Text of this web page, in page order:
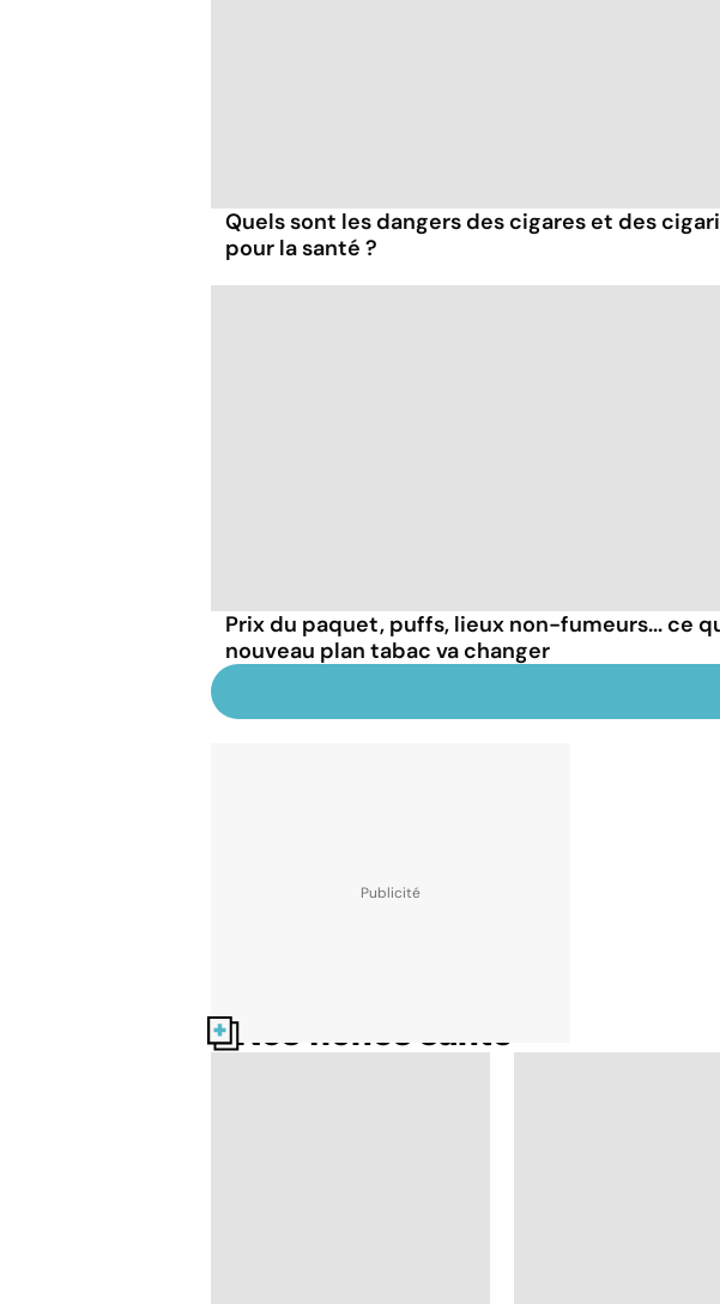
Quels sont les dangers des cigares et des
pour la santé ?
Prix du paquet, puffs, lieux non-fumeurs... ce
nouveau plan tabac va changer
Nos fiches santé